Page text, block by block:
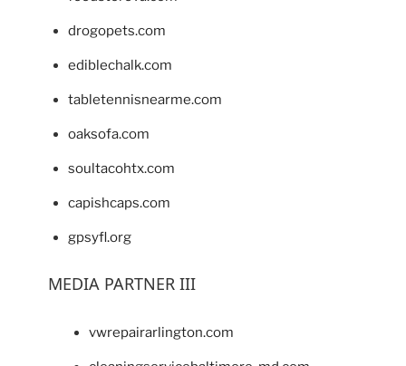
drogopets.com
ediblechalk.com
tabletennisnearme.com
oaksofa.com
soultacohtx.com
capishcaps.com
gpsyfl.org
MEDIA PARTNER III
vwrepairarlington.com